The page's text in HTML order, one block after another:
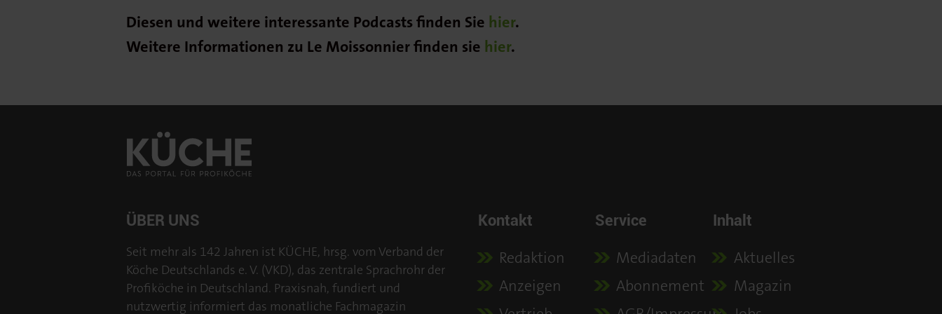
Diesen und weitere interessante Podcasts finden Sie hier.
Weitere Informationen zu Le Moissonnier finden sie hier.
ÜBER UNS
Seit mehr als 142 Jahren ist KÜCHE, hrsg. vom Verband der
Köche Deutschlands e. V. (VKD), das zentrale Sprachrohr der
Profiköche in Deutschland. Praxisnah, fundiert und
nutzwertig informiert das monatliche Fachmagazin
Kontakt
Redaktion
Anzeigen
Service
Mediadaten
Abonnement
Inhalt
Aktuelles
Magazin